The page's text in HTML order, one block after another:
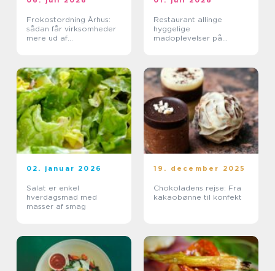
Frokostordning Århus:
sådan får virksomheder
mere ud af
Restaurant allinge
hyggelige
madoplevelser på
02. januar 2026
Salat er enkel
hverdagsmad med
masser af smag
19. december 2025
Chokoladens rejse: Fra
kakaobønne til konfekt